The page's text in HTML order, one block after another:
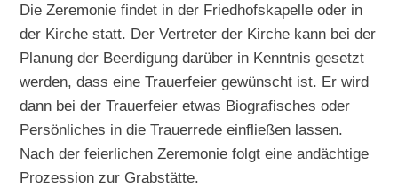
Die Zeremonie findet in der Friedhofskapelle oder in
der Kirche statt. Der Vertreter der Kirche kann bei der
Planung der Beerdigung darüber in Kenntnis gesetzt
werden, dass eine Trauerfeier gewünscht ist. Er wird
dann bei der Trauerfeier etwas Biografisches oder
Persönliches in die Trauerrede einfließen lassen.
Nach der feierlichen Zeremonie folgt eine andächtige
Prozession zur Grabstätte.